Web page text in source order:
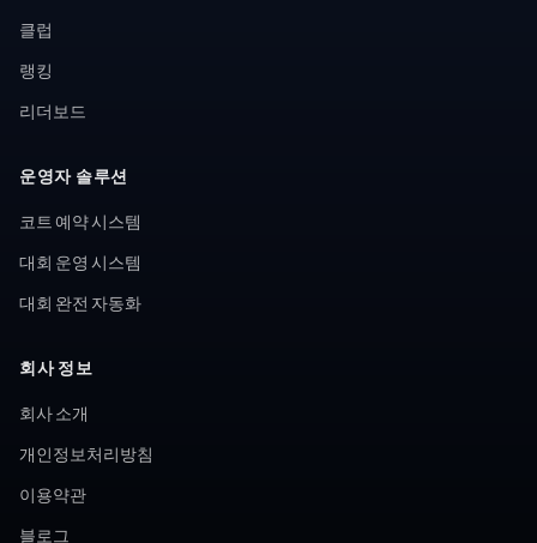
클럽
랭킹
리더보드
운영자 솔루션
코트 예약 시스템
대회 운영 시스템
대회 완전 자동화
회사 정보
회사 소개
개인정보처리방침
이용약관
블로그